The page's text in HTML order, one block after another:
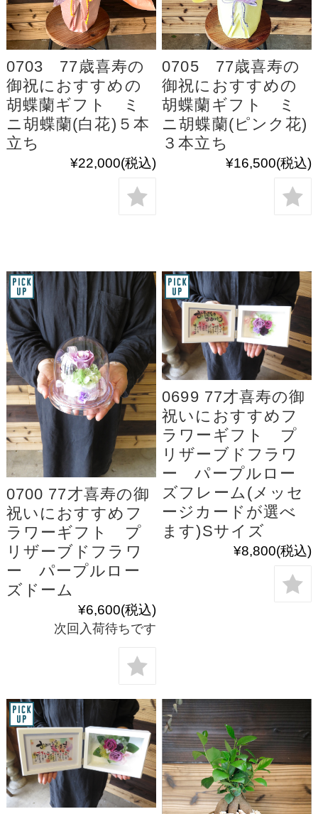
0703 77歳喜寿の
御祝におすすめの
胡蝶蘭ギフト ミ
ニ胡蝶蘭(白花)５本
立ち
¥22,000(税込)
0705 77歳喜寿の
御祝におすすめの
胡蝶蘭ギフト ミ
ニ胡蝶蘭(ピンク花)
３本立ち
¥16,500(税込)
0700 77才喜寿の御
祝いにおすすめフ
ラワーギフト プ
リザーブドフラワ
ー パープルロー
ズドーム
¥6,600(税込)
次回入荷待ちです
0699 77才喜寿の御
祝いにおすすめフ
ラワーギフト プ
リザーブドフラワ
ー パープルロー
ズフレーム(メッセ
ージカードが選べ
ます)Sサイズ
¥8,800(税込)